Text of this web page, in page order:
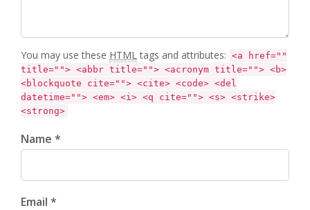
You may use these HTMLtags and attributes: <a href=""
title=""> <abbr title=""> <acronym title=""> <b>
<blockquote cite=""> <cite> <code> <del
datetime=""> <em> <i> <q cite=""> <s> <strike>
<strong>
Name *
Email *